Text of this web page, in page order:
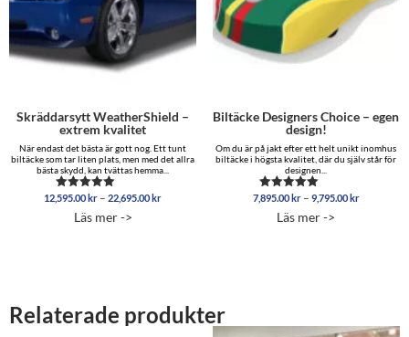
Skräddarsytt WeatherShield –
extrem kvalitet
När endast det bästa är gott nog. Ett tunt
biltäcke som tar liten plats, men med det allra
bästa skydd, kan tvättas hemma...
Betygsatt
av 5
12,595.00kr – 22,695.00krPrisintervall:
Läs mer ->
Biltäcke Designers Choice – egen
design!
Om du är på jakt efter ett helt unikt inomhus
biltäcke i högsta kvalitet, där du själv står för
designen...
Betygsatt
av 5
7,895.00kr – 9,795.00kr
Läs mer ->
Relaterade produkter